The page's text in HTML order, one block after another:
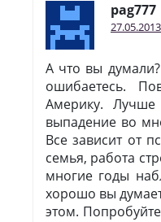
pag777
27.05.2013
А что вы
ошибаетесь.
Америку.
выпадение во
Все зависит от
семья, работа
многие годы
хорошо вы
этом.